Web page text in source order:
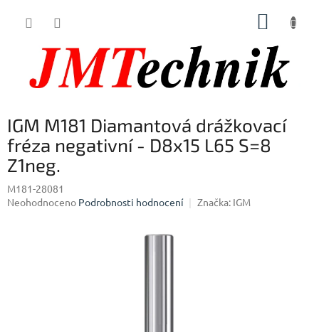
IGM M181 Diamantová drážkovací
fréza negativní - D8x15 L65 S=8
Z1neg.
M181-28081
Průměrné
Neohodnoceno Podrobnosti hodnocení Značka: IGM